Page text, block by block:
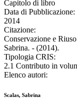
Capitolo di libro
Data di Pubblicazione:
2014
Citazione:
Conservazione e
Sabrina. - (2014).
Tipologia CRIS:
2.1 Contributo in
Elenco autori:
Scalas, Sabrina